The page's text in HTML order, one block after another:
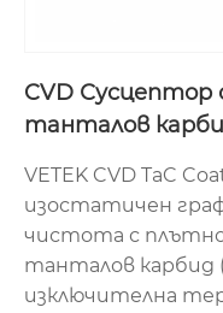
CVD
танталов
VETEK CVD TaC
изостатичен
чистота с
танталов карбид
изключителна